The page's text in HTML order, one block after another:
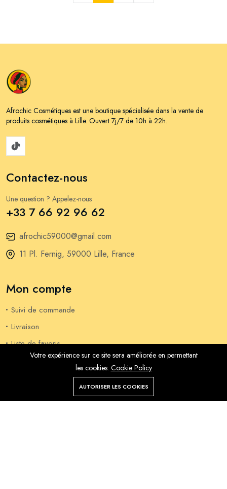
Rechercher
Liste de
souhaits Compte
Afrochic Cosmétiques est une boutique spécialisée dans la vente de
produits cosmétiques à Lille. Ouvert 7j/7 de 10h à 22h.
Contactez-nous
Une question ? Appelez-nous
+33 7 66 92 96 62
afrochic59000@gmail.com
11 Pl. Fernig, 59000 Lille, France
Mon compte
Suivi de commande
Livraison
Liste de favoris
Mon compte
Informations
Votre expérience sur ce site sera améliorée en permettant
les cookies. Cookie Policy
AUTORISER LES COOKIES